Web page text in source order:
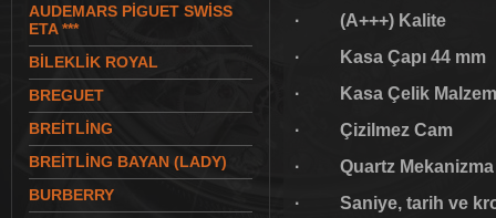
AUDEMARS PİGUET SWİSS
ETA ***
BİLEKLİK ROYAL
BREGUET
BREİTLİNG
BREİTLİNG BAYAN (LADY)
BURBERRY
· (A+++) Kalite
· Kasa Çapı 44 mm
· Kasa Çelik
· Çizilmez Cam
· Quartz Mekanizma
· Saniye, tarih ve